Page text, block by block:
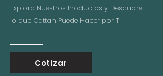
Explora Nuestros Productos y Descubre
lo que Cattan Puede Hacer por Ti
Cotizar